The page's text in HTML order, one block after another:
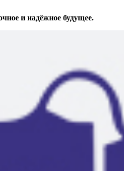
и надёжное будущее.